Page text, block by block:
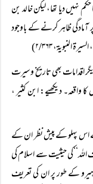
دیا تھا، لیکن خالد بن
ظاہر کرنے کے باوجود
اقدامات بھی تاریخ وسیرت
واقعہ۔ دیکھیے: ابن کثیر ،
اس پہلو کے پیش نظر ان کے
حیثیت سے اسلام کی
کے طور پر ان کی تعریف